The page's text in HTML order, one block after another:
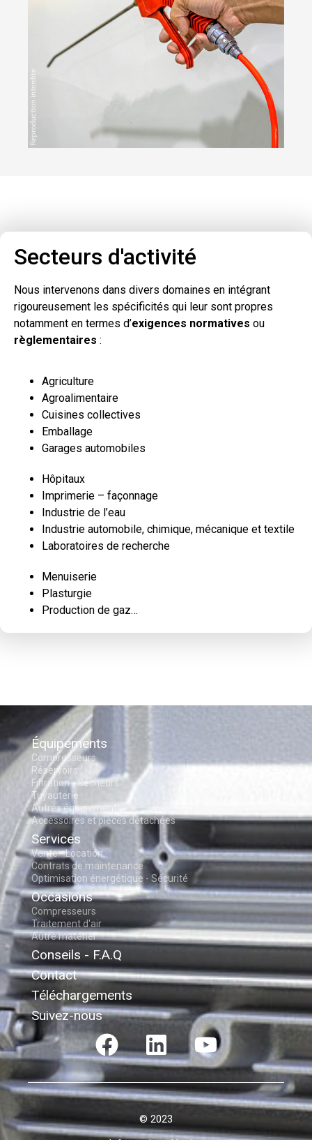
Secteurs d'activité
Nous intervenons dans divers domaines en intégrant
rigoureusement les spécificités qui leur sont propres
notamment en termes d’exigences normatives ou
règlementaires :
Agriculture
Agroalimentaire
Cuisines collectives
Emballage
Garages automobiles
Hôpitaux
Imprimerie – façonnage
Industrie de l’eau
Industrie automobile, chimique, mécanique et textile
Laboratoires de recherche
Menuiserie
Plasturgie
Production de gaz…
Équipements
Compresseurs
Réservoirs
Filtration - Sécheurs
Tuyauterie
Autres équipements
Accessoires et pièces détachées
Services
Vente - Location
Contrats de maintenance
Optimisation énergétique - Sécurité
Occasions
Compresseurs
Traitement d'air
Autre matériel
Conseils - F.A.Q
Contact
Téléchargements
Suivez-nous
© 2023